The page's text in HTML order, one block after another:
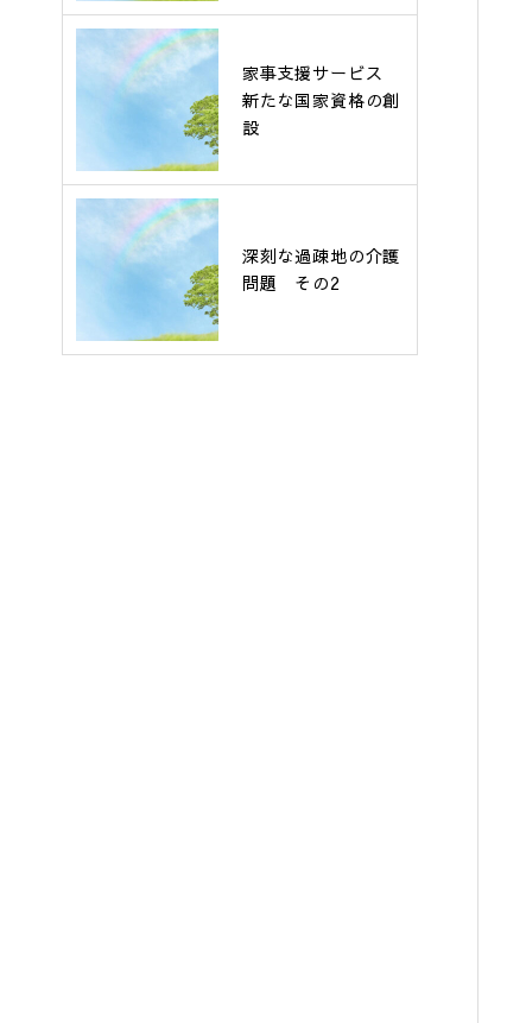
家事支援サービス
新たな国家資格の創
設
深刻な過疎地の介護
問題 その2